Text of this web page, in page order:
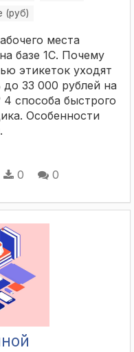
(руб)
места
базе 1С. Почему
этикеток уходят
33 000 рублей на
способа быстрого
Особенности
0 0